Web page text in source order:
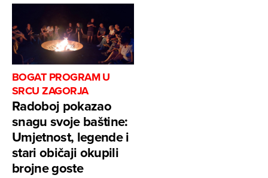
BOGAT PROGRAM U
SRCU ZAGORJA
Radoboj pokazao
snagu svoje baštine:
Umjetnost, legende i
stari običaji okupili
brojne goste